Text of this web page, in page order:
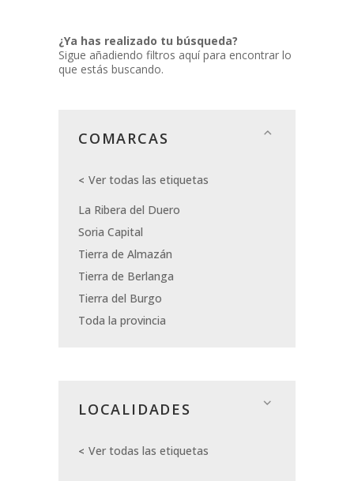
¿Ya has realizado tu búsqueda?
Sigue añadiendo filtros aquí para encontrar lo
que estás buscando.
COMARCAS
Ver todas las etiquetas
La Ribera del Duero
Soria Capital
Tierra de Almazán
Tierra de Berlanga
Tierra del Burgo
Toda la provincia
LOCALIDADES
Ver todas las etiquetas